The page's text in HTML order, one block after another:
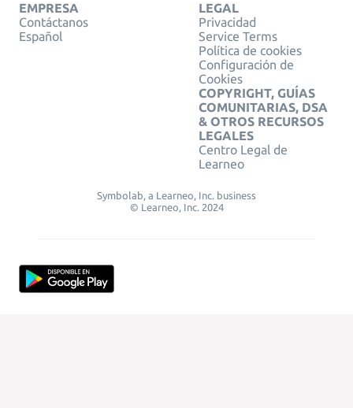
EMPRESA
Contáctanos
Español
LEGAL
Privacidad
Service Terms
Política de cookies
Configuración de
Cookies
COPYRIGHT, GUÍAS
COMUNITARIAS, DSA
& OTROS RECURSOS
LEGALES
Centro Legal de
Learneo
Symbolab, a Learneo, Inc. business
© Learneo, Inc. 2024